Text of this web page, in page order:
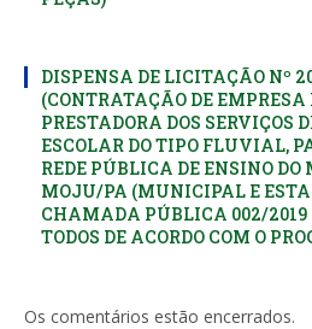
DISPENSA DE LICITAÇÃO Nº
(CONTRATAÇÃO DE
PRESTADORA DOS SERVIÇOS
ESCOLAR DO TIPO FLUVIAL,
REDE PÚBLICA DE ENSINO
MOJU/PA (MUNICIPAL E
CHAMADA PÚBLICA 002/2019
TODOS DE ACORDO COM O
Os comentários estão encerrados.